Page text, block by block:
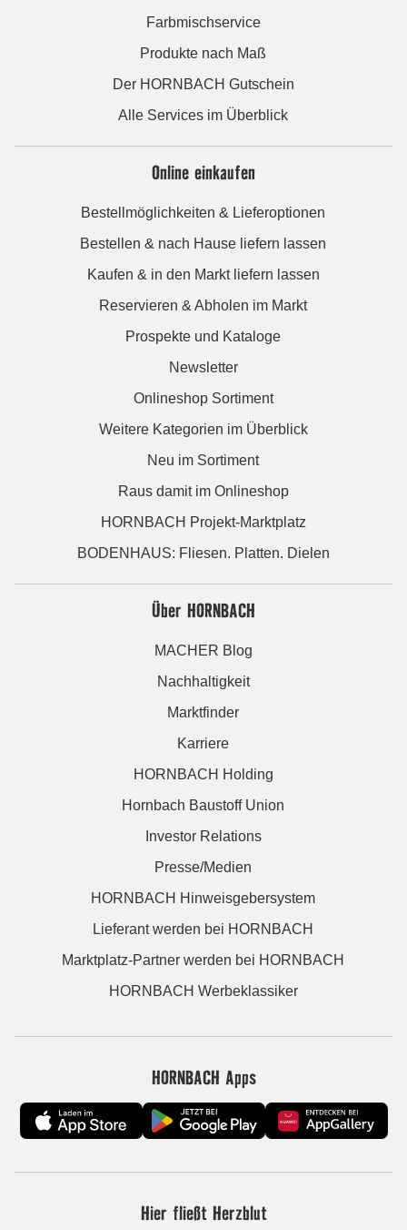
Farbmischservice
Produkte nach Maß
Der HORNBACH Gutschein
Alle Services im Überblick
Online einkaufen
Bestellmöglichkeiten & Lieferoptionen
Bestellen & nach Hause liefern lassen
Kaufen & in den Markt liefern lassen
Reservieren & Abholen im Markt
Prospekte und Kataloge
Newsletter
Onlineshop Sortiment
Weitere Kategorien im Überblick
Neu im Sortiment
Raus damit im Onlineshop
HORNBACH Projekt-Marktplatz
BODENHAUS: Fliesen. Platten. Dielen
Über HORNBACH
MACHER Blog
Nachhaltigkeit
Marktfinder
Karriere
HORNBACH Holding
Hornbach Baustoff Union
Investor Relations
Presse/Medien
HORNBACH Hinweisgebersystem
Lieferant werden bei HORNBACH
Marktplatz-Partner werden bei HORNBACH
HORNBACH Werbeklassiker
HORNBACH Apps
Hier fließt Herzblut